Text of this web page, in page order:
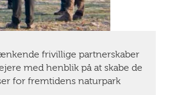
frivillige partnerskaber
med henblik på at skabe de
for fremtidens naturpark